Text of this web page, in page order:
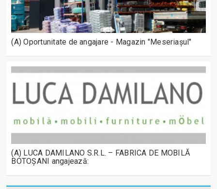
(A) Oportunitate de angajare - Magazin "Meseriașul"
(A) LUCA DAMILANO S.R.L. – FABRICA DE MOBILĂ
BOTOȘANI angajează: